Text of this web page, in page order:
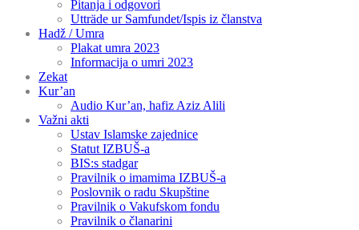
Pitanja i odgovori
Utträde ur Samfundet/Ispis iz članstva
Hadž / Umra
Plakat umra 2023
Informacija o umri 2023
Zekat
Kur’an
Audio Kur’an, hafiz Aziz Alili
Važni akti
Ustav Islamske zajednice
Statut IZBUŠ-a
BIS:s stadgar
Pravilnik o imamima IZBUŠ-a
Poslovnik o radu Skupštine
Pravilnik o Vakufskom fondu
Pravilnik o članarini